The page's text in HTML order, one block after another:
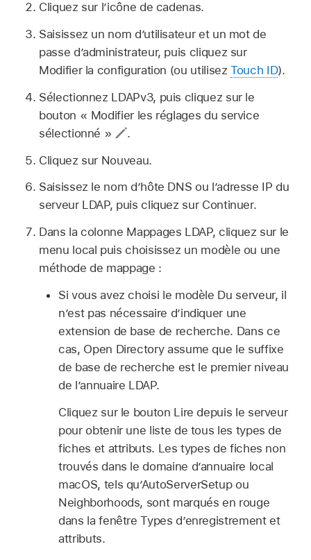
Cliquez sur l’icône de cadenas.
Saisissez un nom d’utilisateur et un mot de
passe d’administrateur, puis cliquez sur
Modifier la configuration (ou utilisezTouch ID).
Sélectionnez LDAPv3, puis cliquez sur le
bouton « Modifier les réglages du service
sélectionné »
.
Cliquez sur Nouveau.
Saisissez le nom d’hôte DNS ou l’adresse IP du
serveur LDAP, puis cliquez sur Continuer.
Dans la colonne Mappages LDAP, cliquez sur le
menu local puis choisissez un modèle ou une
méthode de mappage :
Si vous avez choisi le modèle Du serveur, il
n’est pas nécessaire d’indiquer une
extension de base de recherche. Dans ce
cas, Open Directory assume que le suffixe
de base de recherche est le premier niveau
de l’annuaire LDAP.
Cliquez sur le bouton Lire depuis le serveur
pour obtenir une liste de tous les types de
fiches et attributs. Les types de fiches non
trouvés dans le domaine d’annuaire local
macOS, tels qu’AutoServerSetup ou
Neighborhoods, sont marqués en rouge
dans la fenêtre Types d’enregistrement et
attributs.